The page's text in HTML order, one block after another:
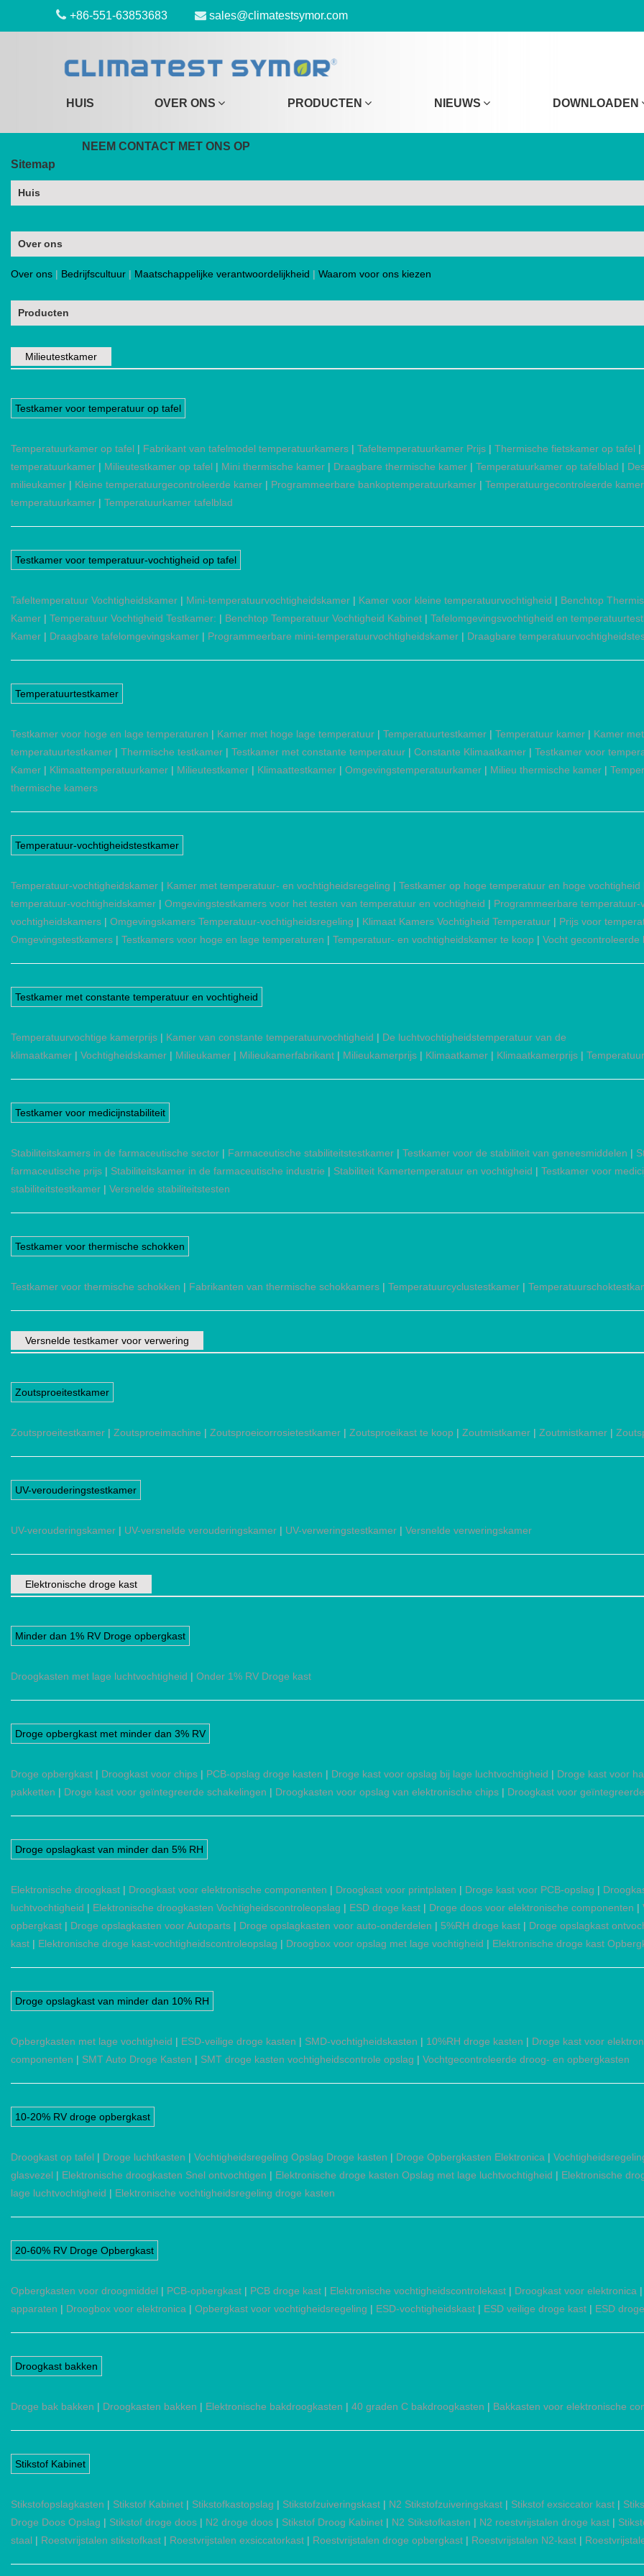
+86-551-63853683 sales@climatestsymor.com
HUIS OVER ONS PRODUCTEN NIEUWS DOWNLOADEN
NEEM CONTACT MET ONS OP
Sitemap
Huis
Over ons
Over ons | Bedrijfscultuur | Maatschappelijke verantwoordelijkheid | Waarom voor ons kiezen
Producten
Milieutestkamer
Testkamer voor temperatuur op tafel
Temperatuurkamer op tafel | Fabrikant van tafelmodel temperatuurkamers | Tafeltemperatuurkamer Prijs | Thermische fietskamer op tafel |
temperatuurkamer | Milieutestkamer op tafel | Mini thermische kamer | Draagbare thermische kamer | Temperatuurkamer op tafelblad |
milieukamer | Kleine temperatuurgecontroleerde kamer | Programmeerbare bankoptemperatuurkamer | Temperatuurgecontroleerde kamer
temperatuurkamer | Temperatuurkamer tafelblad
Testkamer voor temperatuur-vochtigheid op tafel
Tafeltemperatuur Vochtigheidskamer | Mini-temperatuurvochtigheidskamer | Kamer voor kleine temperatuurvochtigheid | Benchtop
Kamer | Temperatuur Vochtigheid Testkamer: | Benchtop Temperatuur Vochtigheid Kabinet | Tafelomgevingsvochtigheid en
Kamer | Draagbare tafelomgevingskamer | Programmeerbare mini-temperatuurvochtigheidskamer | Draagbare
Temperatuurtestkamer
Testkamer voor hoge en lage temperaturen | Kamer met hoge lage temperatuur | Temperatuurtestkamer | Temperatuur kamer | Kamer
temperatuurtestkamer | Thermische testkamer | Testkamer met constante temperatuur | Constante Klimaatkamer | Testkamer voor
Kamer | Klimaattemperatuurkamer | Milieutestkamer | Klimaattestkamer | Omgevingstemperatuurkamer | Milieu thermische kamer |
thermische kamers
Temperatuur-vochtigheidstestkamer
Temperatuur-vochtigheidskamer | Kamer met temperatuur- en vochtigheidsregeling | Testkamer op hoge temperatuur en hoge vochtigheid
temperatuur-vochtigheidskamer | Omgevingstestkamers voor het testen van temperatuur en vochtigheid | Programmeerbare temperatuur-
vochtigheidskamers | Omgevingskamers Temperatuur-vochtigheidsregeling | Klimaat Kamers Vochtigheid Temperatuur | Prijs voor
Omgevingstestkamers | Testkamers voor hoge en lage temperaturen | Temperatuur- en vochtigheidskamer te koop | Vocht gecontroleerde
Testkamer met constante temperatuur en vochtigheid
Temperatuurvochtige kamerprijs | Kamer van constante temperatuurvochtigheid | De luchtvochtigheidstemperatuur van de
klimaatkamer | Vochtigheidskamer | Milieukamer | Milieukamerfabrikant | Milieukamerprijs | Klimaatkamer | Klimaatkamerprijs |
Testkamer voor medicijnstabiliteit
Stabiliteitskamers in de farmaceutische sector | Farmaceutische stabiliteitstestkamer | Testkamer voor de stabiliteit van geneesmiddelen |
farmaceutische prijs | Stabiliteitskamer in de farmaceutische industrie | Stabiliteit Kamertemperatuur en vochtigheid | Testkamer voor
stabiliteitstestkamer | Versnelde stabiliteitstesten
Testkamer voor thermische schokken
Testkamer voor thermische schokken | Fabrikanten van thermische schokkamers | Temperatuurcyclustestkamer |
Versnelde testkamer voor verwering
Zoutsproeitestkamer
Zoutsproeitestkamer | Zoutsproeimachine | Zoutsproeicorrosietestkamer | Zoutsproeikast te koop | Zoutmistkamer | Zoutmistkamer |
UV-verouderingstestkamer
UV-verouderingskamer | UV-versnelde verouderingskamer | UV-verweringstestkamer | Versnelde verweringskamer
Elektronische droge kast
Minder dan 1% RV Droge opbergkast
Droogkasten met lage luchtvochtigheid | Onder 1% RV Droge kast
Droge opbergkast met minder dan 3% RV
Droge opbergkast | Droogkast voor chips | PCB-opslag droge kasten | Droge kast voor opslag bij lage luchtvochtigheid | Droge kast voor
pakketten | Droge kast voor geïntegreerde schakelingen | Droogkasten voor opslag van elektronische chips | Droogkast voor
Droge opslagkast van minder dan 5% RH
Elektronische droogkast | Droogkast voor elektronische componenten | Droogkast voor printplaten | Droge kast voor PCB-opslag |
luchtvochtigheid | Elektronische droogkasten Vochtigheidscontroleopslag | ESD droge kast | Droge doos voor elektronische componenten |
opbergkast | Droge opslagkasten voor Autoparts | Droge opslagkasten voor auto-onderdelen | 5%RH droge kast | Droge opslagkast
kast | Elektronische droge kast-vochtigheidscontroleopslag | Droogbox voor opslag met lage vochtigheid | Elektronische droge kast
Droge opslagkast van minder dan 10% RH
Opbergkasten met lage vochtigheid | ESD-veilige droge kasten | SMD-vochtigheidskasten | 10%RH droge kasten | Droge kast voor
componenten | SMT Auto Droge Kasten | SMT droge kasten vochtigheidscontrole opslag | Vochtgecontroleerde droog- en opbergkasten
10-20% RV droge opbergkast
Droogkast op tafel | Droge luchtkasten | Vochtigheidsregeling Opslag Droge kasten | Droge Opbergkasten Elektronica |
glasvezel | Elektronische droogkasten Snel ontvochtigen | Elektronische droge kasten Opslag met lage luchtvochtigheid | Elektronische
lage luchtvochtigheid | Elektronische vochtigheidsregeling droge kasten
20-60% RV Droge Opbergkast
Opbergkasten voor droogmiddel | PCB-opbergkast | PCB droge kast | Elektronische vochtigheidscontrolekast | Droogkast voor elektronica |
apparaten | Droogbox voor elektronica | Opbergkast voor vochtigheidsregeling | ESD-vochtigheidskast | ESD veilige droge kast | ESD
Droogkast bakken
Droge bak bakken | Droogkasten bakken | Elektronische bakdroogkasten | 40 graden C bakdroogkasten | Bakkasten voor elektronische
Stikstof Kabinet
Stikstofopslagkasten | Stikstof Kabinet | Stikstofkastopslag | Stikstofzuiveringskast | N2 Stikstofzuiveringskast | Stikstof exsiccator kast |
Droge Doos Opslag | Stikstof droge doos | N2 droge doos | Stikstof Droog Kabinet | N2 Stikstofkasten | N2 roestvrijstalen droge kast |
staal | Roestvrijstalen stikstofkast | Roestvrijstalen exsiccatorkast | Roestvrijstalen droge opbergkast | Roestvrijstalen N2-kast |